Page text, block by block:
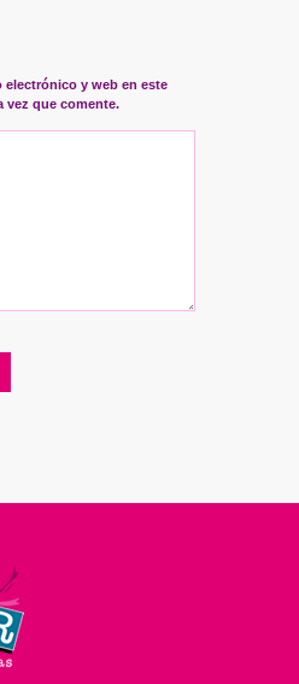
electrónico y web en este
vez que comente.